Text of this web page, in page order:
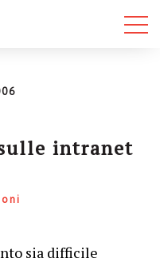
intranet
sia difficile